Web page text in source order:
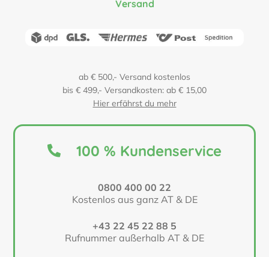
Versand
ab € 500,- Versand kostenlos
bis € 499,- Versandkosten: ab € 15,00
Hier erfährst du mehr
100 % Kundenservice
0800 400 00 22
Kostenlos aus ganz AT & DE
+43 22 45 22 88 5
Rufnummer außerhalb AT & DE